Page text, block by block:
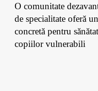
O comunitate
de specialitate oferă
concretă pentru
copiilor vulnerabili